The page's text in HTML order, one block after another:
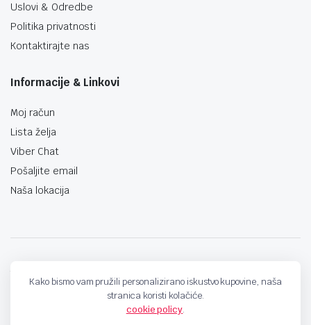
Uslovi & Odredbe
Politika privatnosti
Kontaktirajte nas
Informacije & Linkovi
Moj račun
Lista želja
Viber Chat
Pošaljite email
Naša lokacija
Kako bismo vam pružili personalizirano iskustvo kupovine, naša
stranica koristi kolačiće.
cookie policy.